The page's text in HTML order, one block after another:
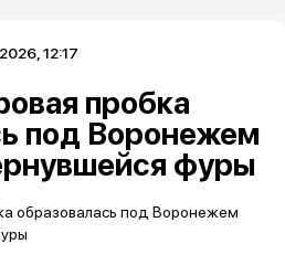
12:17
пробка
под Воронежем
фуры